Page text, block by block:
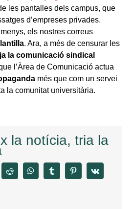
les pantalles dels campus, que
d’empreses privades.
els nostres correus
. Ara, a més de censurar les
la comunicació sindical
l’Àrea de Comunicació actua
més que com un servei
la comunitat universitària.
la notícia, tria la
reddit whatsapptumblr pinterestvk